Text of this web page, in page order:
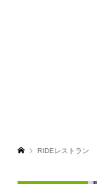
RIDEレストラン